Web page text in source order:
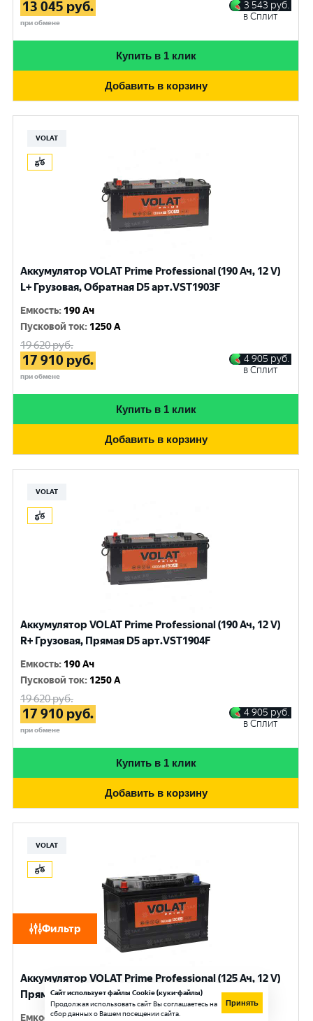
Фильтр
13 045 руб.
при обмене
3 543 руб.
в Сплит
Купить в 1 клик
Добавить в корзину
VOLAT
Аккумулятор VOLAT Prime Professional (190 Ач, 12 V)
L+ Грузовая, Обратная D5 арт.VST1903F
Емкость: 190 Ач
Пусковой ток: 1250 A
19 620руб.
17 910 руб.
при обмене
4 905 руб.
в Сплит
Купить в 1 клик
Добавить в корзину
VOLAT
Аккумулятор VOLAT Prime Professional (190 Ач, 12 V)
R+ Грузовая, Прямая D5 арт.VST1904F
Емкость: 190 Ач
Пусковой ток: 1250 A
19 620руб.
17 910 руб.
при обмене
4 905 руб.
в Сплит
Купить в 1 клик
Добавить в корзину
VOLAT
Аккумулятор VOLAT Prime Professional (125 Ач, 12 V)
Прямая, L+ D2 арт.VST1251
Емкость:125 Ач
Сайт использует файлы Cookie (куки-файлы)
Продолжая использовать сайт Вы соглашаетесь на
сбор данных о Вашем посещении сайта.
Принять